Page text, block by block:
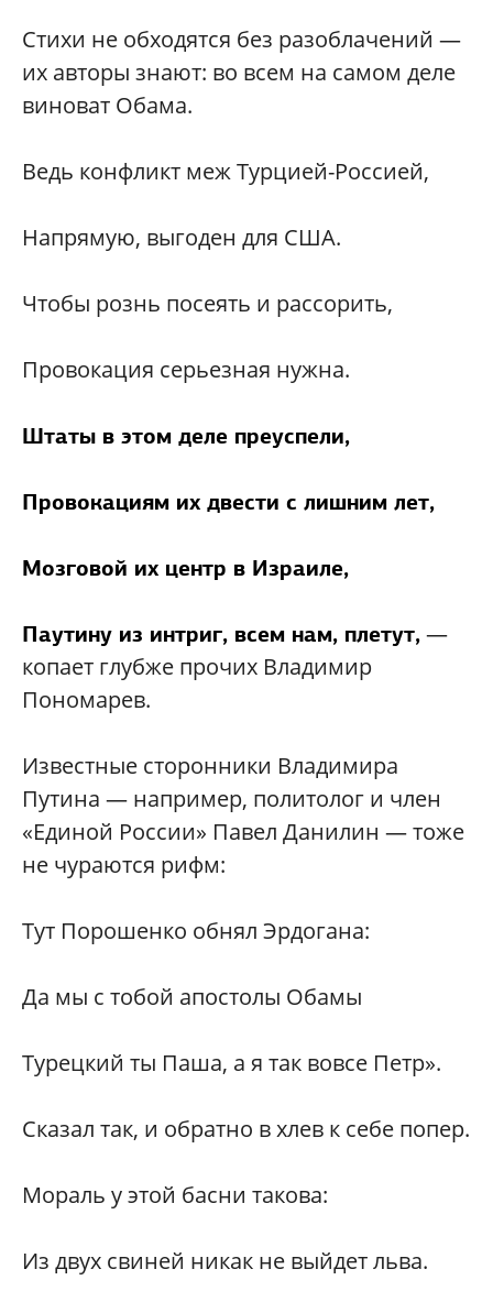
Стихи не обходятся без разоблачений —
их авторы знают: во всем на самом деле
виноват Обама.
Ведь конфликт меж Турцией-Россией,
Напрямую, выгоден для США.
Чтобы рознь посеять и рассорить,
Провокация серьезная нужна.
Штаты в этом деле преуспели,
Провокациям их двести с лишним лет,
Мозговой их центр в Израиле,
Паутину из интриг, всем нам, плетут,—
копает глубже прочих Владимир
Пономарев.
Известные сторонники Владимира
Путина — например, политолог и член
«Единой России» Павел Данилин — тоже
не чураются рифм:
Тут Порошенко обнял Эрдогана:
Да мы с тобой апостолы Обамы
Турецкий ты Паша, а я так вовсе Петр».
Сказал так, и обратно в хлев к себе попер.
Мораль у этой басни такова:
Из двух свиней никак не выйдет льва.